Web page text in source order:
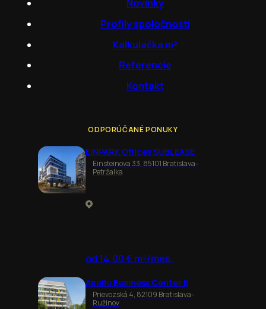
Novinky
Profily spoločností
Kalkulačka m²
Referencie
Kontakt
ODPORÚČANÉ PONUKY
EINPARK Offices SUBLEASE
Einsteinova 33, 85101 Bratislava-
Petržalka
od 14,00 € m²/mes.
Apollo Business Center II
Prievozská 4, 82109 Bratislava-
Ružinov